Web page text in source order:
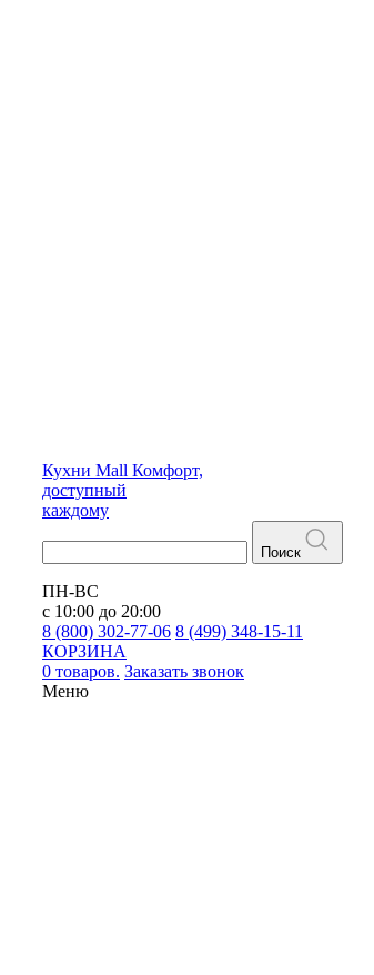
Кухни Mall Комфорт,
доступный
каждому
Поиск
ПН-ВС
с 10:00 до 20:00
8 (800) 302-77-06 8 (499) 348-15-11
КОРЗИНА
0 товаров. Заказать звонок
Меню